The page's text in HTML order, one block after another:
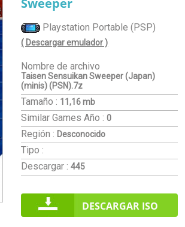
Sweeper
Playstation Portable (PSP)
( Descargar emulador )
Nombre de archivo
Taisen Sensuikan Sweeper (Japan)
(minis) (PSN).7z
Tamaño : 11,16 mb
Similar GamesAño : 0
Región : Desconocido
Tipo :
Descargar : 445
DESCARGAR ISO